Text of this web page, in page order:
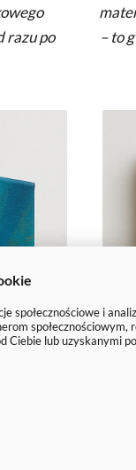
razu po
– to
społecznościowe i
społecznościowym,
Ciebie lub uzyskanymi